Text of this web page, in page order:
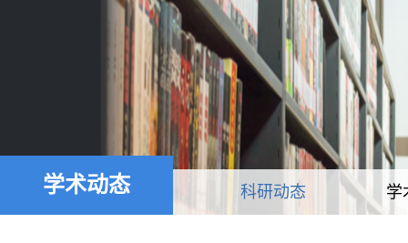
学术动态 科研动态 学